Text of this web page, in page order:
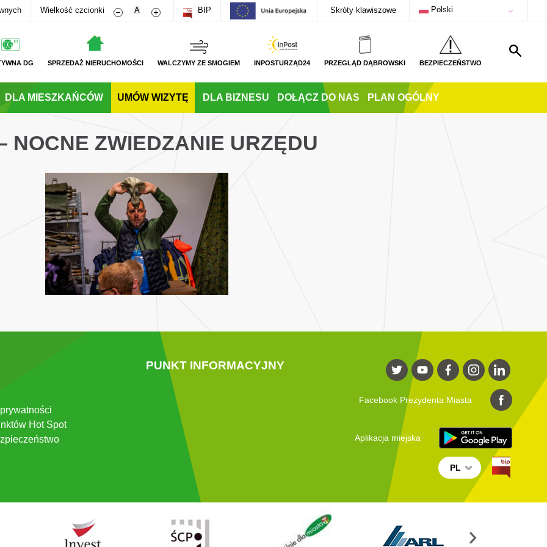
Wielkość czcionki Zmniejsz rozmiar czcionki
A Zwiększ rozmiar czcionki
BIP Skróty klawiszowe Polski
DG SPRZEDAŻ NIERUCHOMOŚCI WALCZYMY ZE SMOGIEM INPOSTURZĄD24 PRZEGLĄD DĄBROWSKI BEZPIECZEŃSTWO
DLA MIESZKAŃCÓW UMÓW WIZYTĘ DLA BIZNESU DOŁĄCZ DO NAS PLAN OGÓLNY
NOCNE ZWIEDZANIE URZĘDU
Hot Spot
PUNKT INFORMACYJNY
Facebook Prezydenta Miasta
Aplikacja miejska
PL